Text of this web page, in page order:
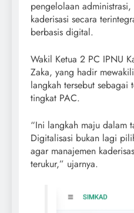
pengelolaan
kaderisasi secara
berbasis digital.
Wakil Ketua 2 PC IPNU
Zaka, yang hadir
langkah tersebut sebagai
tingkat PAC.
“Ini langkah maju dalam
Digitalisasi bukan lagi
agar manajemen
terukur,” ujarnya.